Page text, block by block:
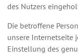
des Nutzers
Die betroffene
unsere Internetseite
Einstellung des